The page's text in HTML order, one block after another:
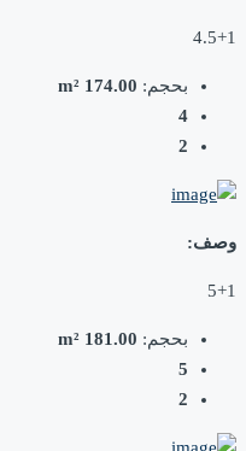
4.5+1
بحجم: 174.00 m²
4
2
وصف:
5+1
بحجم: 181.00 m²
5
2